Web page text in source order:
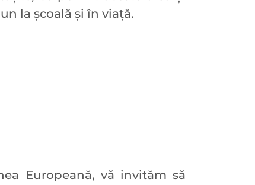
la şcoală şi în viaţă.
Europeană, vă invităm să